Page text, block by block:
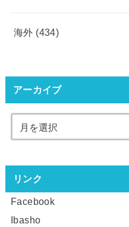
海外 (434)
アーカイブ
リンク
Facebook
Ibasho